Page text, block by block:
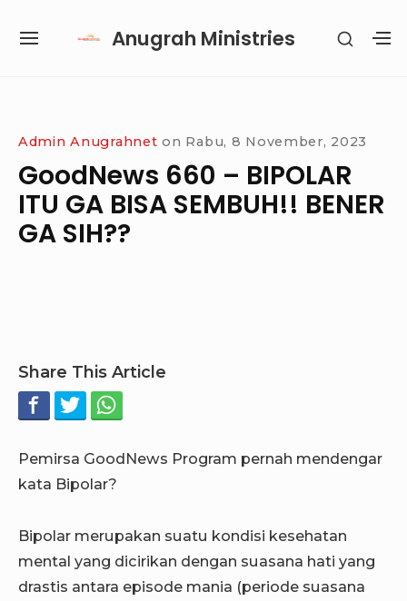
Anugrah Ministries
SITE
SHOW
Admin Anugrahnet on Rabu, 8 November, 2023
GoodNews 660 – BIPOLAR
ITU GA BISA SEMBUH!! BENER
GA SIH??
Share This Article
Pemirsa GoodNews Program pernah mendengar
kata Bipolar?
Bipolar merupakan suatu kondisi kesehatan
mental yang dicirikan dengan suasana hati yang
drastis antara episode mania (periode suasana